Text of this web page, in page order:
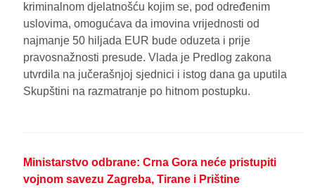
kriminalnom djelatnošću kojim se, pod određenim
uslovima, omogućava da imovina vrijednosti od
najmanje 50 hiljada EUR bude oduzeta i prije
pravosnažnosti presude. Vlada je Predlog zakona
utvrdila na jučerašnjoj sjednici i istog dana ga uputila
Skupštini na razmatranje po hitnom postupku.
Ministarstvo odbrane: Crna Gora neće pristupiti
vojnom savezu Zagreba, Tirane i Prištine